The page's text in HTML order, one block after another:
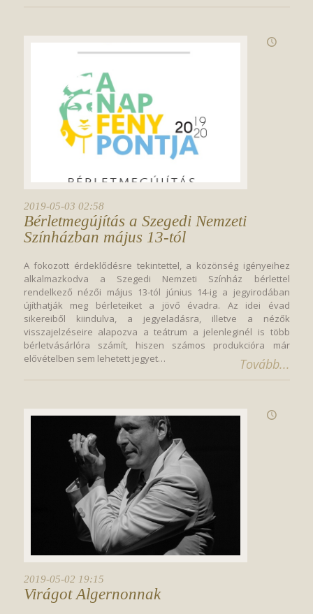
2019-05-03 02:58
Bérletmegújítás a Szegedi Nemzeti
Színházban május 13-tól
A fokozott érdeklődésre tekintettel, a közönség igényeihez
alkalmazkodva a Szegedi Nemzeti Színház bérlettel
rendelkező nézői május 13-tól június 14-ig a jegyirodában
újíthatják meg bérleteiket a jövő évadra. Az idei évad
sikereiből kiindulva, a jegyeladásra, illetve a nézők
visszajelzéseire alapozva a teátrum a jelenleginél is több
bérletvásárlóra számít, hiszen számos produkcióra már
elővételben sem lehetett jegyet…
Tovább...
2019-05-02 19:15
Virágot Algernonnak